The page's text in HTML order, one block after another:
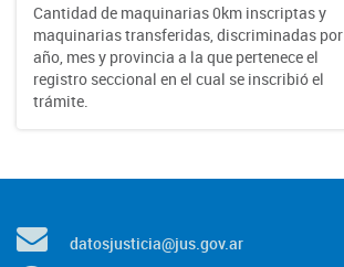
Cantidad de maquinarias 0km inscriptas y
maquinarias transferidas, discriminadas por
año, mes y provincia a la que pertenece el
registro seccional en el cual se inscribió el
trámite.
datosjusticia@jus.gov.ar